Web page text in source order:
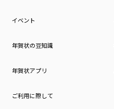
イベント
年賀状の豆知識
年賀状アプリ
ご利用に際して